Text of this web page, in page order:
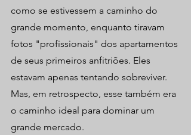
como se estivessem a caminho do
grande momento, enquanto tiravam
fotos "profissionais" dos apartamentos
de seus primeiros anfitriões. Eles
estavam apenas tentando sobreviver.
Mas, em retrospecto, esse também era
o caminho ideal para dominar um
grande mercado.